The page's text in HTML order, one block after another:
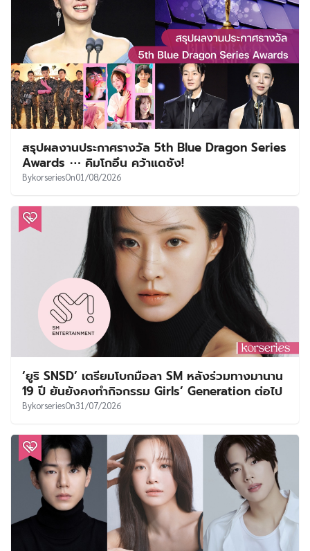
สรุปผลงานประกาศรางวัล 5th Blue Dragon Series
Awards ⋯ คิมโกอึน คว้าแดซัง!
BykorseriesOn01/08/2026
‘ยูริ SNSD’ เตรียมโบกมือลา SM หลังร่วมทางมานาน
19 ปี ยันยังคงทำกิจกรรม Girls’ Generation ต่อไป
BykorseriesOn31/07/2026